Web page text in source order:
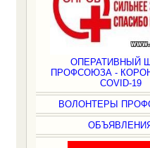
ОПЕРАТИВНЫЙ
ПРОФСОЮЗА -
COVID-19
ВОЛОНТЕРЫ